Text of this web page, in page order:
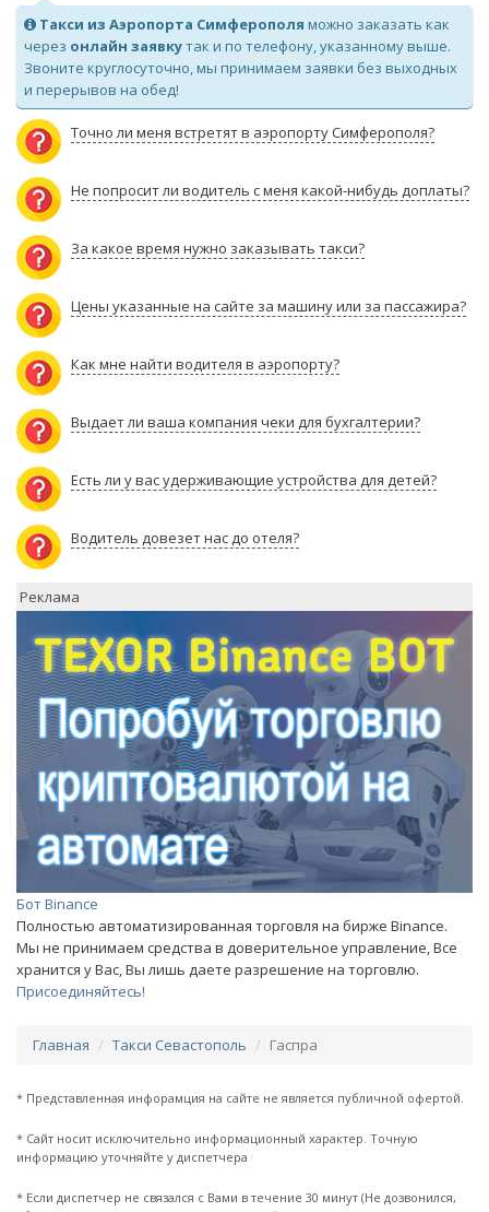
Такси из Аэропорта Симферополя можно заказать как
через онлайн заявкутак и по телефону, указанному выше.
Звоните круглосуточно, мы принимаем заявки без выходных
и перерывов на обед!
Точно ли меня встретят в аэропорту Симферополя?
Не попросит ли водитель с меня какой-нибудь доплаты?
За какое время нужно заказывать такси?
Цены указанные на сайте за машину или за пассажира?
Как мне найти водителя в аэропорту?
Выдает ли ваша компания чеки для бухгалтерии?
Есть ли у вас удерживающие устройства для детей?
Водитель довезет нас до отеля?
Реклама
Бот Binance
Полностью автоматизированная торговля на бирже Binance.
Мы не принимаем средства в доверительное управление, Все
хранится у Вас, Вы лишь даете разрешение на торговлю.
Присоединяйтесь!
Главная Такси Севастополь Гаспра
* Представленная инфорамция на сайте не является публичной офертой.
* Сайт носит исключительно информационный характер. Точную
информацию уточняйте у диспетчера
* Если диспетчер не связался с Вами в течение 30 минут (Не дозвонился,